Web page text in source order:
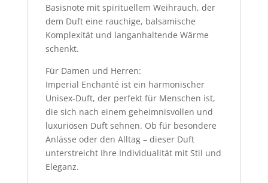
Basisnote mit spirituellem Weihrauch, der
dem Duft eine rauchige, balsamische
Komplexität und langanhaltende Wärme
schenkt.
Für Damen und Herren:
Imperial Enchanté ist ein harmonischer
Unisex-Duft, der perfekt für Menschen ist,
die sich nach einem geheimnisvollen und
luxuriösen Duft sehnen. Ob für besondere
Anlässe oder den Alltag – dieser Duft
unterstreicht Ihre Individualität mit Stil und
Eleganz.